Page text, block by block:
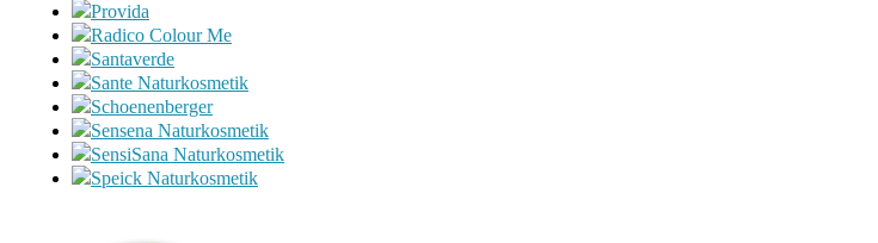
Provida
Radico Colour Me
Santaverde
Sante Naturkosmetik
Schoenenberger
Sensena Naturkosmetik
SensiSana Naturkosmetik
Speick Naturkosmetik